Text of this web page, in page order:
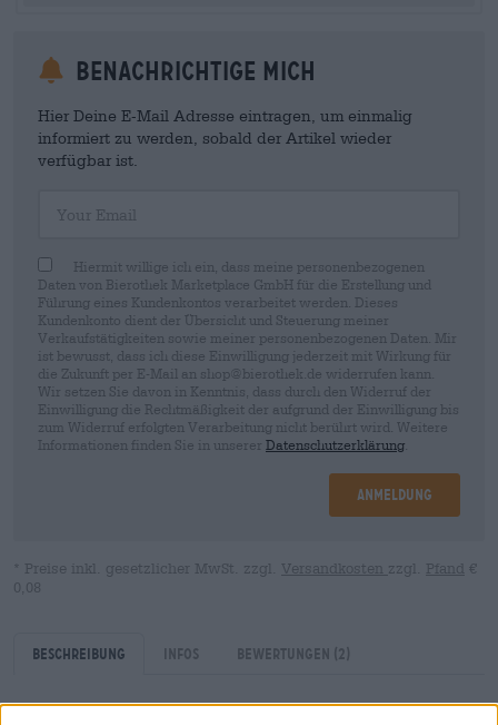
Benachrichtige mich
Hier Deine E-Mail Adresse eintragen, um einmalig
informiert zu werden, sobald der Artikel wieder
verfügbar ist.
Hiermit willige ich ein, dass meine personenbezogenen
Daten von Bierothek Marketplace GmbH für die Erstellung und
Führung eines Kundenkontos verarbeitet werden. Dieses
Kundenkonto dient der Übersicht und Steuerung meiner
Verkaufstätigkeiten sowie meiner personenbezogenen Daten. Mir
ist bewusst, dass ich diese Einwilligung jederzeit mit Wirkung für
die Zukunft per E-Mail an shop@bierothek.de widerrufen kann.
Wir setzen Sie davon in Kenntnis, dass durch den Widerruf der
Einwilligung die Rechtmäßigkeit der aufgrund der Einwilligung bis
zum Widerruf erfolgten Verarbeitung nicht berührt wird. Weitere
Informationen finden Sie in unserer Datenschutzerklärung
Anmeldung
* Preise inkl. gesetzlicher MwSt. zzgl. Versandkosten zzgl. Pfand €
0,08
Beschreibung Infos Bewertungen (2)